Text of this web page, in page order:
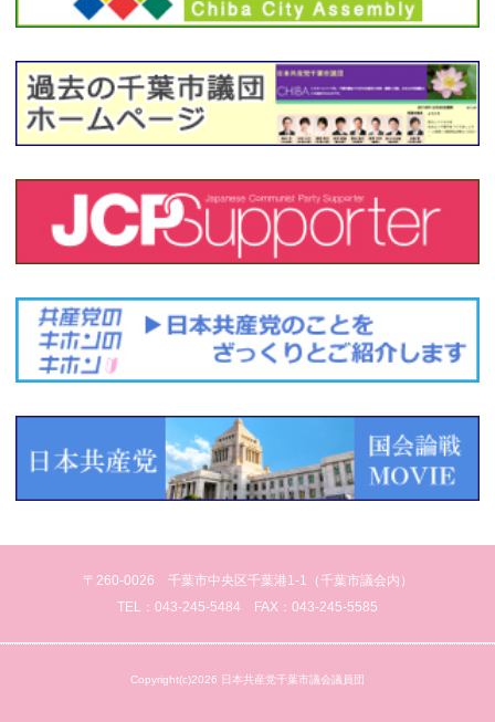
〒260-0026 千葉市中央区千葉港1-1（千葉市議会内）
TEL：043-245-5484 FAX：043-245-5585
Copyright(c)2026 日本共産党千葉市議会議員団